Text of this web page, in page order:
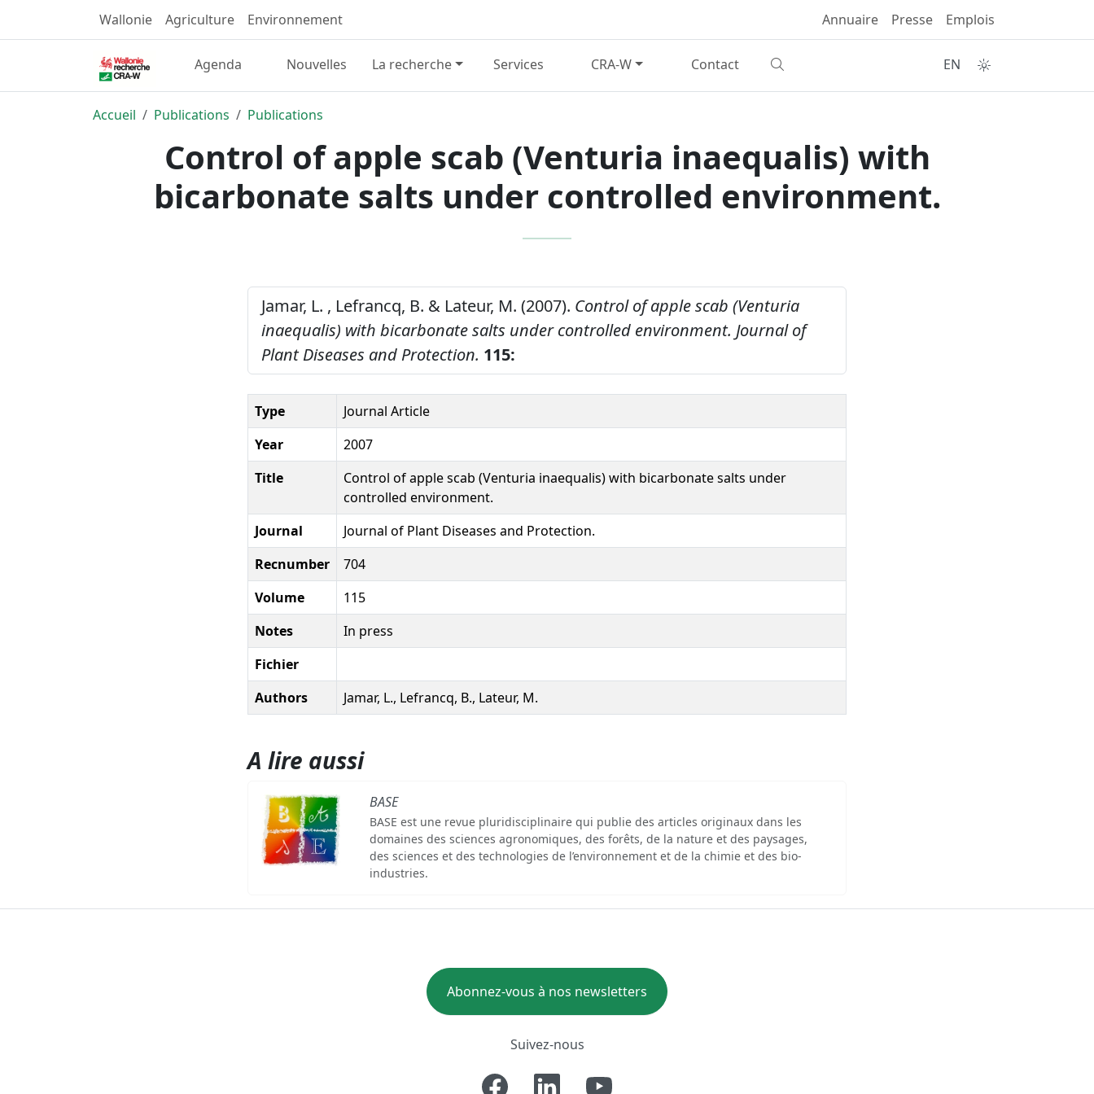
Wallonie Agriculture Environnement Annuaire Presse Emplois
Agenda Nouvelles La recherche Services CRA-W Contact EN
Accueil Publications Publications
Control of apple scab (Venturia inaequalis) with
bicarbonate salts under controlled environment.
Jamar, L. , Lefrancq, B. & Lateur, M. (2007). Control of apple scab (Venturia
inaequalis) with bicarbonate salts under controlled environment. Journal of
Plant Diseases and Protection. 115:
Type
Journal Article
Year
2007
Title
Control of apple scab (Venturia inaequalis) with bicarbonate salts under
controlled environment.
Journal
Journal of Plant Diseases and Protection.
Recnumber
704
Volume
115
Notes
In press
Fichier
Authors
Jamar, L., Lefrancq, B., Lateur, M.
A lire aussi
BASE
BASE est une revue pluridisciplinaire qui publie des articles originaux dans les
domaines des sciences agronomiques, des forêts, de la nature et des paysages,
des sciences et des technologies de l’environnement et de la chimie et des bio-
industries.
Abonnez-vous à nos newsletters
Suivez-nous